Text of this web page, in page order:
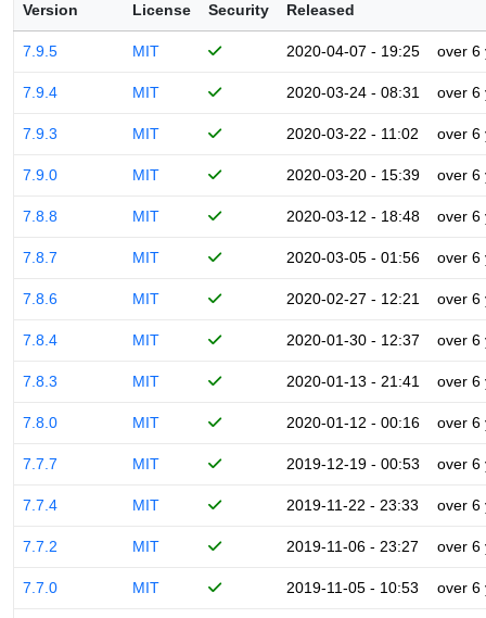
Version License Security Released
7.9.5 MIT 2020-04-07 - 19:25 over 6
7.9.4 MIT 2020-03-24 - 08:31 over 6
7.9.3 MIT 2020-03-22 - 11:02 over 6
7.9.0 MIT 2020-03-20 - 15:39 over 6
7.8.8 MIT 2020-03-12 - 18:48 over 6
7.8.7 MIT 2020-03-05 - 01:56 over 6
7.8.6 MIT 2020-02-27 - 12:21 over 6
7.8.4 MIT 2020-01-30 - 12:37 over 6
7.8.3 MIT 2020-01-13 - 21:41 over 6
7.8.0 MIT 2020-01-12 - 00:16 over 6
7.7.7 MIT 2019-12-19 - 00:53 over 6
7.7.4 MIT 2019-11-22 - 23:33 over 6
7.7.2 MIT 2019-11-06 - 23:27 over 6
7.7.0 MIT 2019-11-05 - 10:53 over 6